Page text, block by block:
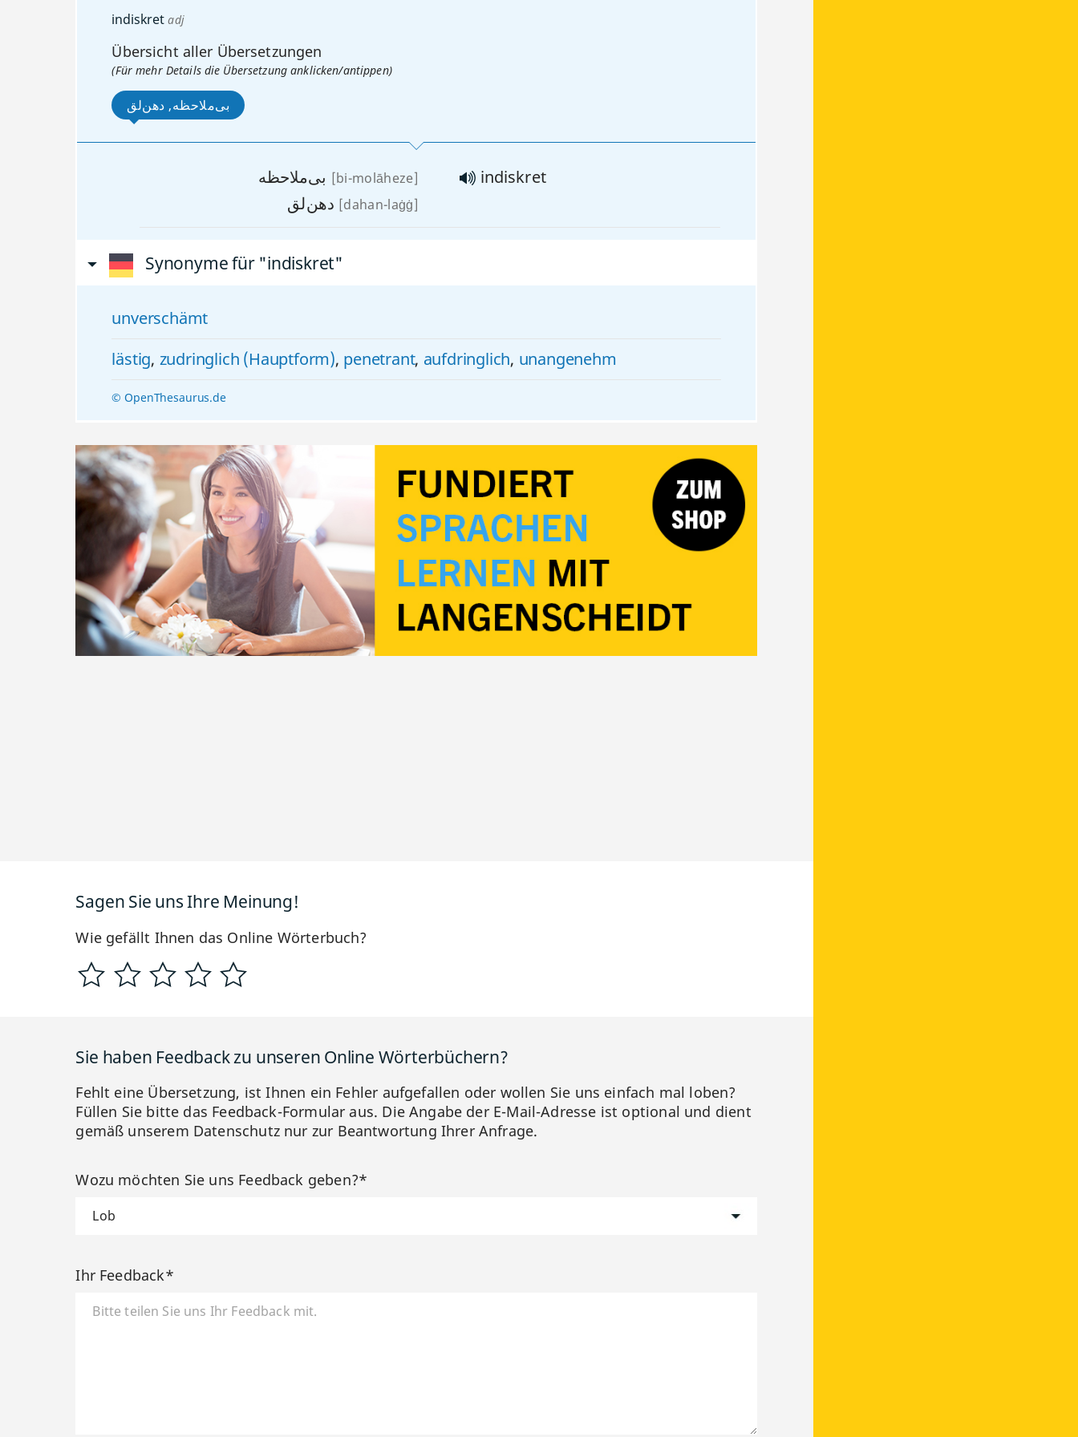
indiskretadj
Übersicht aller Übersetzungen
(Für mehr Details die Übersetzung anklicken/antippen)
بی‌ملاحظه, دهن‌لق
بی‌ملاحظه [bi-molāheze]
دهن‌لق [dahan-laġġ]
indiskret
Synonyme für "indiskret"
unverschämt
lästig, zudringlich (Hauptform), penetrant, aufdringlich, unangenehm
© OpenThesaurus.de
Sagen Sie uns Ihre Meinung!
Wie gefällt Ihnen das Online Wörterbuch?
Sie haben Feedback zu unseren Online Wörterbüchern?
Fehlt eine Übersetzung, ist Ihnen ein Fehler aufgefallen oder wollen Sie uns einfach mal loben?
Füllen Sie bitte das Feedback-Formular aus. Die Angabe der E-Mail-Adresse ist optional und dient
gemäß unserem Datenschutz nur zur Beantwortung Ihrer Anfrage.
Wozu möchten Sie uns Feedback geben?*
Ihr Feedback*